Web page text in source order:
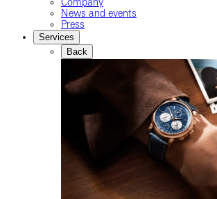
Company
News and events
Press
Services
Back